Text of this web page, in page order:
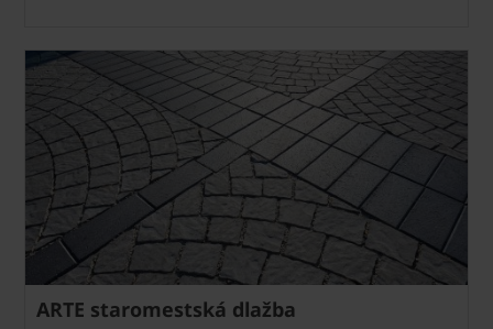
ARTE staromestská dlažba